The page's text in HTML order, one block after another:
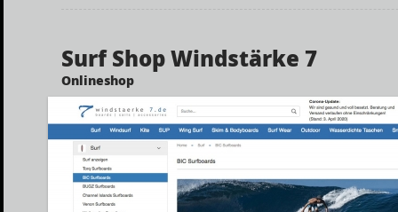
Surf Shop Windstärke 7
Onlineshop